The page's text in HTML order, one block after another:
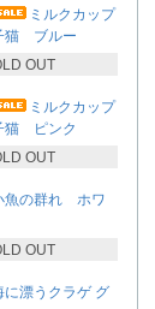
ミルクカップ
猫 ブルー
OUT
ミルクカップ
猫 ピンク
OUT
魚の群れ ホワ
OUT
に漂うクラゲ グ